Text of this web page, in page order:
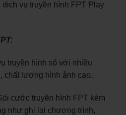
vụ truyền hình FPT Play
truyền hình số với nhiều
chất lượng hình ảnh cao.
cước truyền hình FPT kèm
như ghi lại chương trình,